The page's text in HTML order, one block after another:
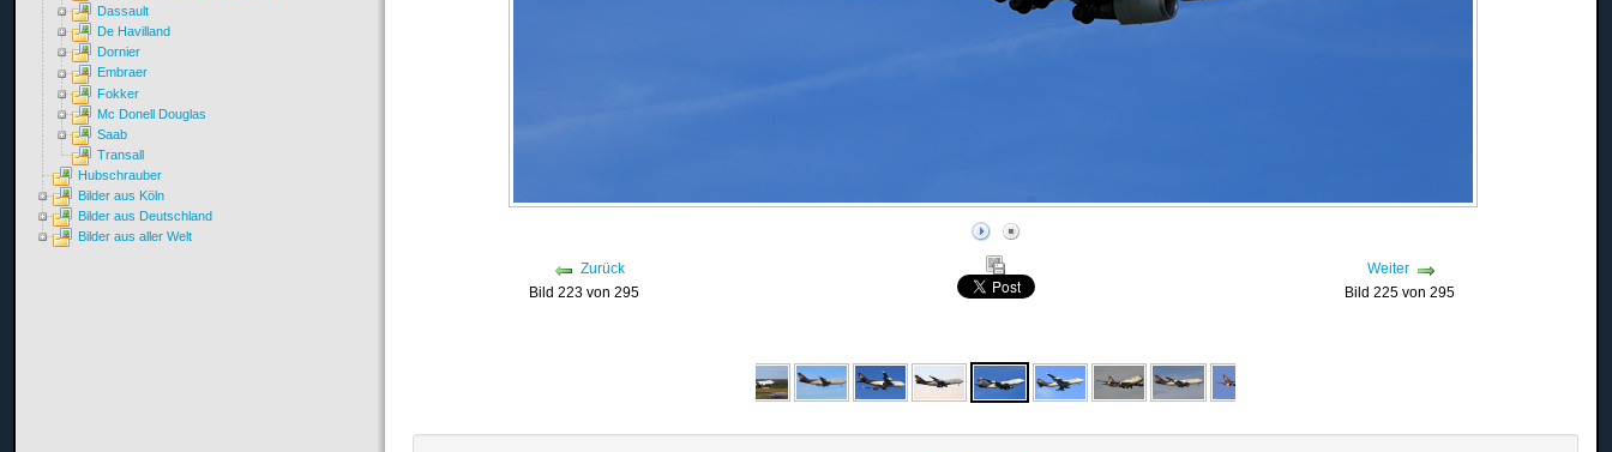
Zurück
Bild 223 von 295
Weiter
Bild 225 von 295
Dassault
De Havilland
Dornier
Embraer
Fokker
Mc Donell Douglas
Saab
Transall
Hubschrauber
Bilder aus Köln
Bilder aus Deutschland
Bilder aus aller Welt